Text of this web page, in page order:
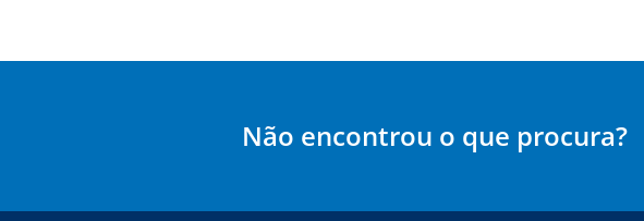
Não encontrou o que procura?